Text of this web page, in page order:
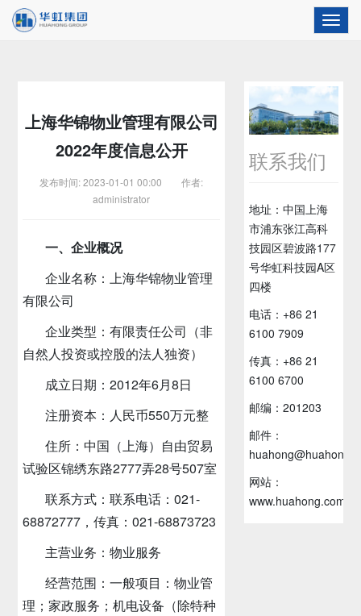
上海华锦物业管理有限公司
2022年度信息公开
发布时间: 2023-01-01 00:00 作者:
administrator
一、企业概况
企业名称：上海华锦物业管理
有限公司
企业类型：有限责任公司（非
自然人投资或控股的法人独资）
成立日期：2012年6月8日
注册资本：人民币550万元整
住所：中国（上海）自由贸易
试验区锦绣东路2777弄28号507室
联系方式：联系电话：021-
68872777，传真：021-68873723
主营业务：物业服务
经营范围：一般项目：物业管
理；家政服务；机电设备（除特种
联系我们
地址：中国上海
市浦东张江高科
技园区碧波路177
号华虹科技园A区
四楼
电话：+86 21
6100 7909
传真：+86 21
6100 6700
邮编：201203
邮件：
网站：
www.huahong.com.cn